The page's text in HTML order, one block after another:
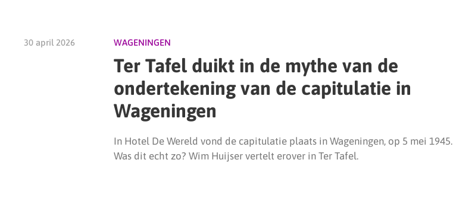
30 april 2026 WAGENINGEN
Ter Tafel duikt in de mythe van de
ondertekening van de capitulatie in
Wageningen
In Hotel De Wereld vond de capitulatie plaats in Wageningen, op 5 mei 1945.
Was dit echt zo? Wim Huijser vertelt erover in Ter Tafel.